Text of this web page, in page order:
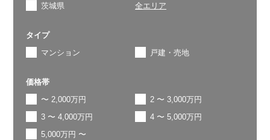
茨城県
全エリア
タイプ
マンション
戸建・売地
価格帯
〜 2,000万円
2 〜 3,000万円
3 〜 4,000万円
4 〜 5,000万円
5,000万円 〜